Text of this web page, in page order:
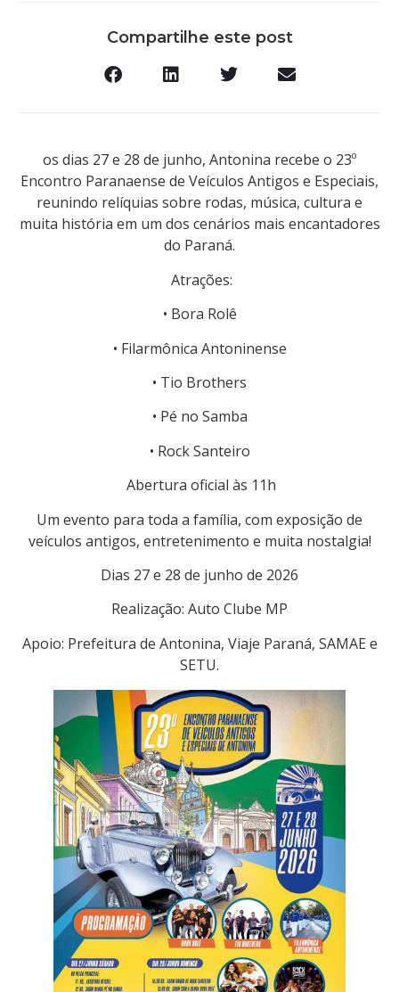
Compartilhe este post
os dias 27 e 28 de junho, Antonina recebe o 23º
Encontro Paranaense de Veículos Antigos e Especiais,
reunindo relíquias sobre rodas, música, cultura e
muita história em um dos cenários mais encantadores
do Paraná.
Atrações:
• Bora Rolê
• Filarmônica Antoninense
• Tio Brothers
• Pé no Samba
• Rock Santeiro
Abertura oficial às 11h
Um evento para toda a família, com exposição de
veículos antigos, entretenimento e muita nostalgia!
Dias 27 e 28 de junho de 2026
Realização: Auto Clube MP
Apoio: Prefeitura de Antonina, Viaje Paraná, SAMAE e
SETU.